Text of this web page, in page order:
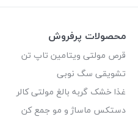
محصولات پرفروش
قرص مولتی ویتامین تاپ تن
تشویقی سگ نوبی
غذا خشک گربه بالغ مولتی کالر
دستکس ماساژ و مو جمع کن